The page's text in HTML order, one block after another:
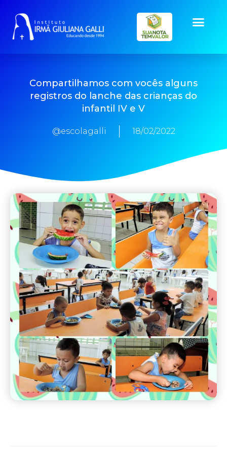
Compartilhamos com vocês alguns
registros do lanche das crianças do
infantil IV e V
@escolagalli 18/02/2022